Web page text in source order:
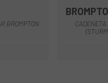
BROMPTON